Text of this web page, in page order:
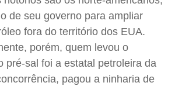
de seu governo para ampliar
fora do território dos EUA.
porém, quem levou o
pré-sal foi a estatal petroleira da
pagou a ninharia de